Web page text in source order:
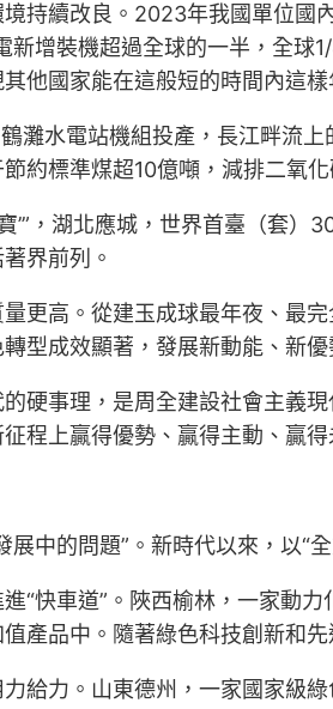
持續改良。2023年我國單位國
新增裝機超過全球的一半，全球
他國家能在這般短的時間內這
鶴灘水電站機組投產，長江畔流
約標準煤超10億噸，減排二氧
’”，湖北應城，世界首臺（套
界前列。
更高。從建玉成球最年夜、最
型成效顯著，發展新動能、新優
硬事理，是周全建設社會主義
程上贏得優勢、贏得主動、贏得
展中的問題”。新時代以來，以“
“快車道”。陜西榆林，一家動
產品中。隨著綠色科技創新和
給力。山東德州，一家國家級